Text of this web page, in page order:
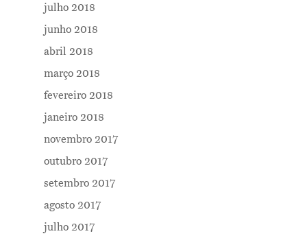
julho 2018
junho 2018
abril 2018
março 2018
fevereiro 2018
janeiro 2018
novembro 2017
outubro 2017
setembro 2017
agosto 2017
julho 2017